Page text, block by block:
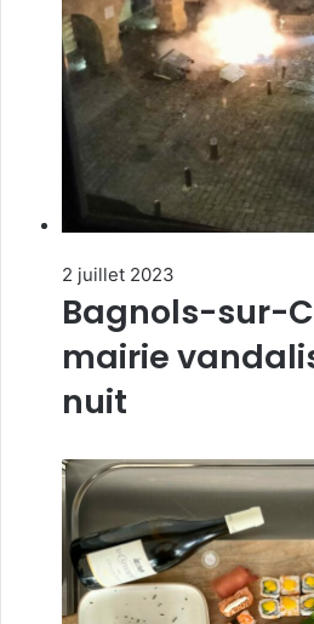
2 juillet 2023
Bagnols-sur-
mairie
nuit